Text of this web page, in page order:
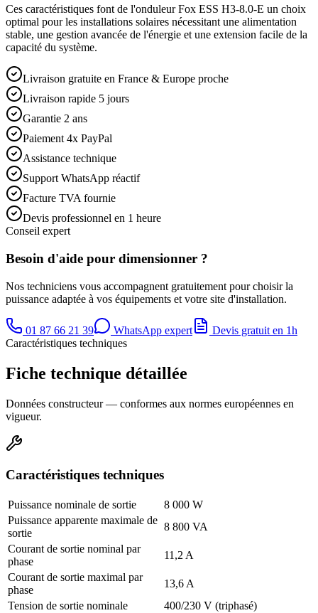
Ces caractéristiques font de l'onduleur Fox ESS H3-8.0-E un choix
optimal pour les installations solaires nécessitant une alimentation
stable, une gestion avancée de l'énergie et une extension facile de la
capacité du système.
Livraison gratuite en France & Europe proche
Livraison rapide 5 jours
Garantie 2 ans
Paiement 4x PayPal
Assistance technique
Support WhatsApp réactif
Facture TVA fournie
Devis professionnel en 1 heure
Conseil expert
Besoin d'aide pour dimensionner ?
Nos techniciens vous accompagnent gratuitement pour choisir la
puissance adaptée à vos équipements et votre site d'installation.
01 87 66 21 39 WhatsApp expert
Devis gratuit en 1h
Caractéristiques techniques
Fiche technique détaillée
Données constructeur — conformes aux normes européennes en
vigueur.
Caractéristiques techniques
Puissance nominale de sortie
8 000 W
Puissance apparente maximale de
sortie
8 800 VA
Courant de sortie nominal par
phase
11,2 A
Courant de sortie maximal par
phase
13,6 A
Tension de sortie nominale
400/230 V (triphasé)